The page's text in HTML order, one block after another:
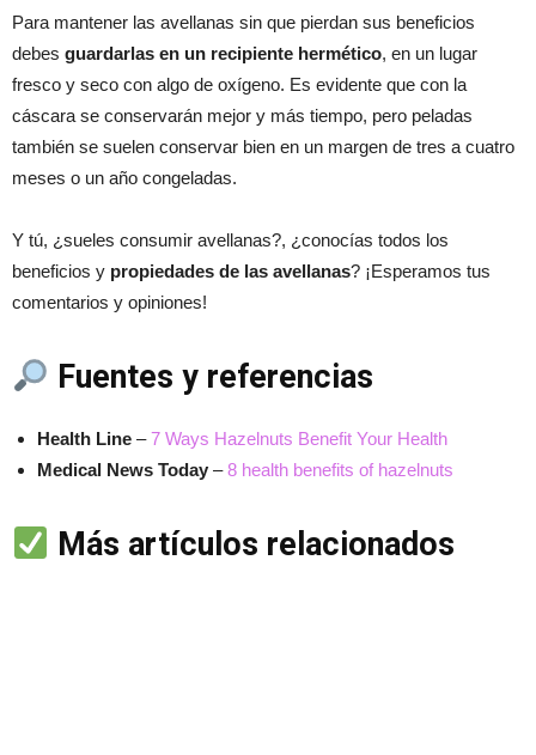
Para mantener las avellanas sin que pierdan sus beneficios
debes guardarlas en un recipiente hermético, en un lugar
fresco y seco con algo de oxígeno. Es evidente que con la
cáscara se conservarán mejor y más tiempo, pero peladas
también se suelen conservar bien en un margen de tres a cuatro
meses o un año congeladas.
Y tú, ¿sueles consumir avellanas?, ¿conocías todos los
beneficios y propiedades de las avellanas? ¡Esperamos tus
comentarios y opiniones!
Fuentes y referencias
Health Line –7 Ways Hazelnuts Benefit Your Health
Medical News Today –8 health benefits of hazelnuts
Más artículos relacionados